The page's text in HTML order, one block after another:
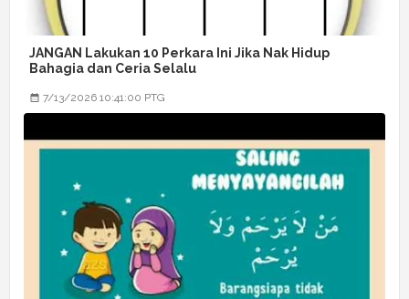
JANGAN Lakukan 10 Perkara Ini Jika Nak Hidup
Bahagia dan Ceria Selalu
7/13/2026 10:41:00 PTG